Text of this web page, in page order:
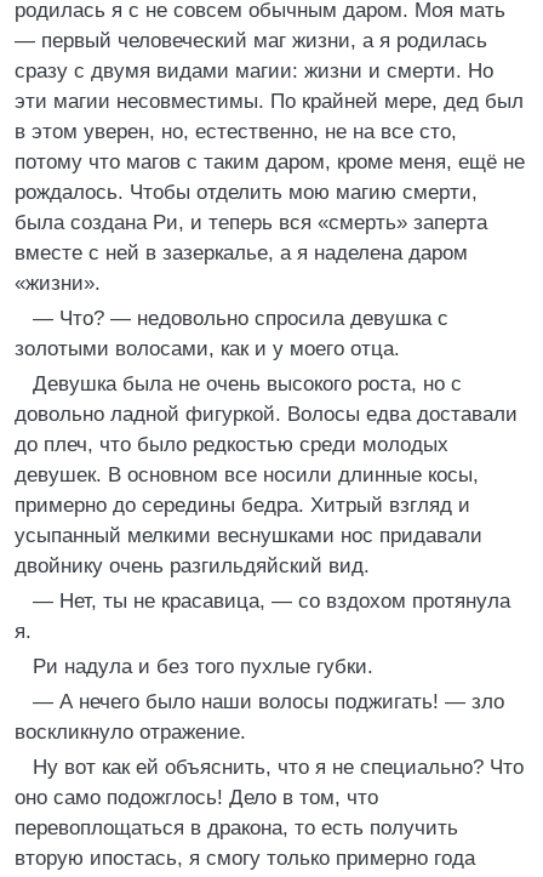
родилась я с не совсем обычным даром. Моя мать
— первый человеческий маг жизни, а я родилась
сразу с двумя видами магии: жизни и смерти. Но
эти магии несовместимы. По крайней мере, дед был
в этом уверен, но, естественно, не на все сто,
потому что магов с таким даром, кроме меня, ещё не
рождалось. Чтобы отделить мою магию смерти,
была создана Ри, и теперь вся «смерть» заперта
вместе с ней в зазеркалье, а я наделена даром
«жизни».
— Что? — недовольно спросила девушка с
золотыми волосами, как и у моего отца.
Девушка была не очень высокого роста, но с
довольно ладной фигуркой. Волосы едва доставали
до плеч, что было редкостью среди молодых
девушек. В основном все носили длинные косы,
примерно до середины бедра. Хитрый взгляд и
усыпанный мелкими веснушками нос придавали
двойнику очень разгильдяйский вид.
— Нет, ты не красавица, — со вздохом протянула
я.
Ри надула и без того пухлые губки.
— А нечего было наши волосы поджигать! — зло
воскликнуло отражение.
Ну вот как ей объяснить, что я не специально? Что
оно само подожглось! Дело в том, что
перевоплощаться в дракона, то есть получить
вторую ипостась, я смогу только примерно года